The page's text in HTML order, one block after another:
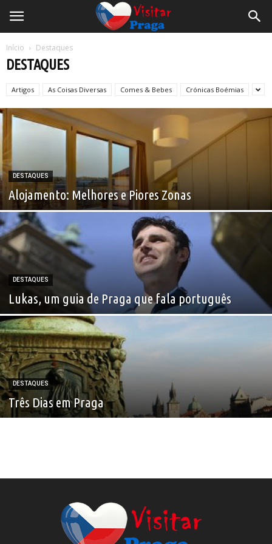
Início Destaques
DESTAQUES
Artigos As Coisas Diversas Comes & Bebes Crónicas Boémias
DESTAQUES
Alojamento: Melhores e Piores Zonas
DESTAQUES
Lukas, um guia de Praga que fala português
DESTAQUES
Três Dias em Praga